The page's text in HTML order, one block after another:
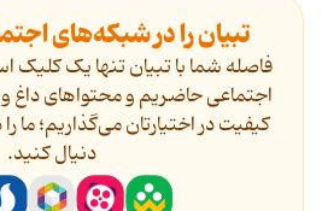
تبیان را در شبکه‌های
فاصله شما با تبیان تنها یک
اجتماعی حاضریم و محتواهای داغ و
کیفیت در اختیارتان می‌گذاریم؛ ما
دنیال کنید.